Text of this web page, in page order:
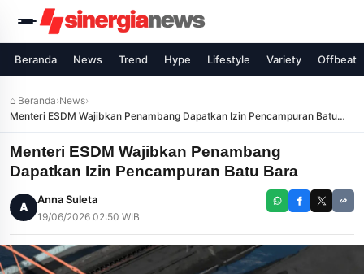
Beranda News Trend Hype Lifestyle Variety Offbeat
⌂ Beranda›News›
Menteri ESDM Wajibkan Penambang Dapatkan Izin Pencampuran Batu
Bara
Menteri ESDM Wajibkan Penambang
Dapatkan Izin Pencampuran Batu Bara
A
Anna Suleta
19/06/2026 02:50 WIB